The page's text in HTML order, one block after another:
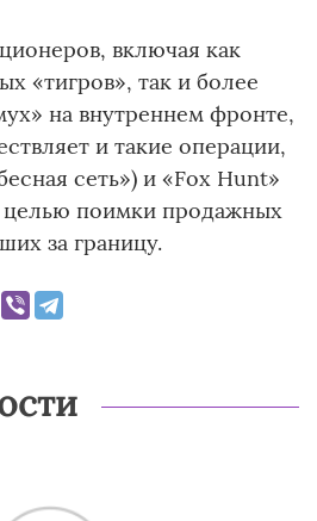
включая как
«тигров», так и более
на внутреннем фронте,
и такие операции,
сеть») и «Fox Hunt»
целью поимки продажных
за границу.